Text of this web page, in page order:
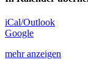
iCal/Outlook
Google
mehr anzeigen